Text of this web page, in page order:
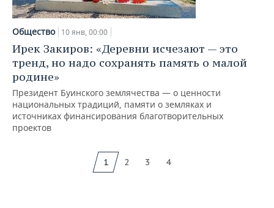
Общество 10 янв, 00:00
Ирек Закиров: «Деревни исчезают — это
тренд, но надо сохранять память о малой
родине»
Президент Буинского землячества — о ценности
национальных традиций, памяти о земляках и
источниках финансирования благотворительных
проектов
1 2 3 4